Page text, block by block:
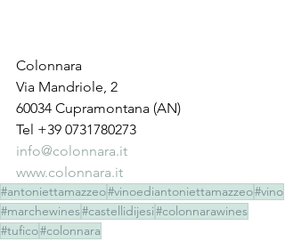
Colonnara
Via Mandriole, 2
60034 Cupramontana (AN)
Tel +39 0731780273
info@colonnara.it
www.colonnara.it
#antoniettamazzeo#vinoediantoniettamazzeo#vino
#marchewines#castellidijesi#colonnarawines
#tufico#colonnara